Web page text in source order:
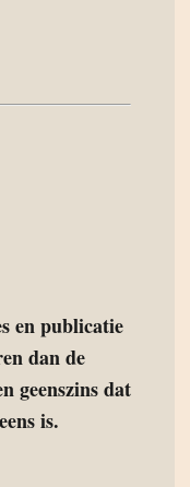
en publicatie
dan de
geenszins dat
is.